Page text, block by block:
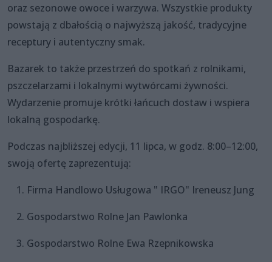
oraz sezonowe owoce i warzywa. Wszystkie produkty
powstają z dbałością o najwyższą jakość, tradycyjne
receptury i autentyczny smak.
Bazarek to także przestrzeń do spotkań z rolnikami,
pszczelarzami i lokalnymi wytwórcami żywności.
Wydarzenie promuje krótki łańcuch dostaw i wspiera
lokalną gospodarkę.
Podczas najbliższej edycji, 11 lipca, w godz. 8:00–12:00,
swoją ofertę zaprezentują:
Firma Handlowo Usługowa " IRGO" Ireneusz Jung
Gospodarstwo Rolne Jan Pawlonka
Gospodarstwo Rolne Ewa Rzepnikowska